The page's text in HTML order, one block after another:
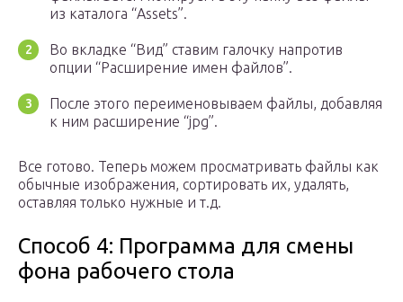
из каталога “Assets”.
Во вкладке “Вид” ставим галочку напротив
опции “Расширение имен файлов”.
После этого переименовываем файлы, добавляя
к ним расширение “jpg”.
Все готово. Теперь можем просматривать файлы как
обычные изображения, сортировать их, удалять,
оставляя только нужные и т.д.
Способ 4: Программа для смены
фона рабочего стола